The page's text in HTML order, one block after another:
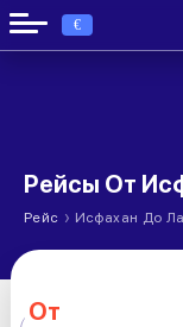
€
Рейсы От
Рейс › Исфахан До
От